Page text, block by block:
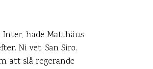
Inter, hade Matthäus
Ni vet. San Siro.
att slå regerande